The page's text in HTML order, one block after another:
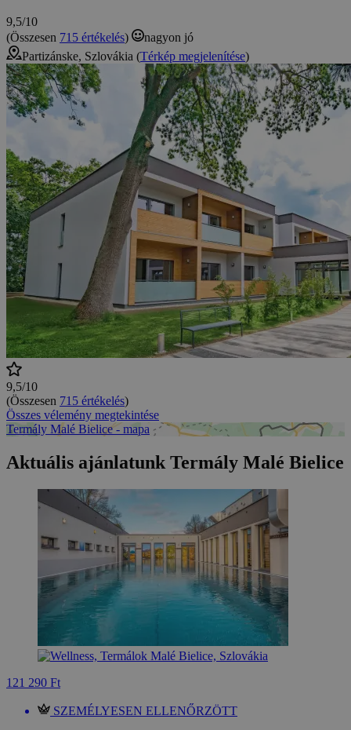
9,5/10
(Összesen 715 értékelés)
nagyon jó
Partizánske, Szlovákia (Térkép megjelenítése)
9,5/10
(Összesen 715 értékelés)
Összes vélemény megtekintése
Termály Malé Bielice - mapa
Aktuális ajánlatunk Termály Malé Bielice
121 290 Ft
SZEMÉLYESEN ELLENŐRZÖTT